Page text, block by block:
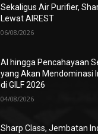
Sekaligus Air Purifier,
Lewat AIREST
06/08/2026
AI hingga Pencahayaan
yang Akan Mendominasi
di GILF 2026
04/08/2026
Sharp Class, Jembatan